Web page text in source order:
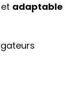
et adaptable